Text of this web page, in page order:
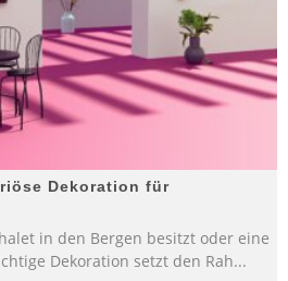
Dekoration für
in den Bergen besitzt oder eine
Dekoration setzt den Rah...